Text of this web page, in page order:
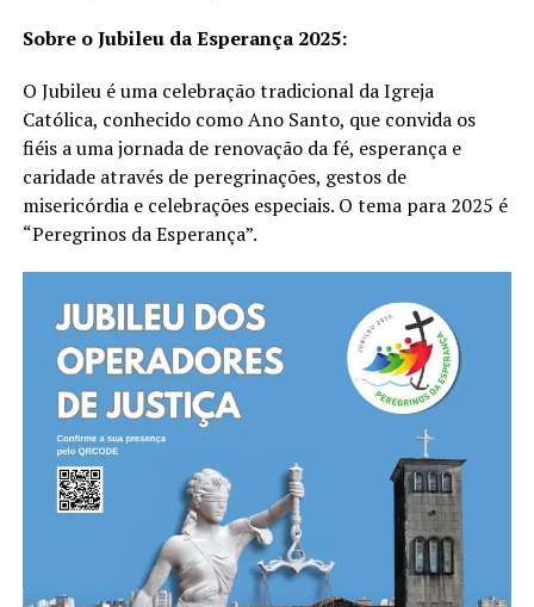
Sobre o Jubileu da Esperança 2025:
O Jubileu é uma celebração tradicional da Igreja
Católica, conhecido como Ano Santo, que convida os
fiéis a uma jornada de renovação da fé, esperança e
caridade através de peregrinações, gestos de
misericórdia e celebrações especiais. O tema para 2025 é
“Peregrinos da Esperança”.